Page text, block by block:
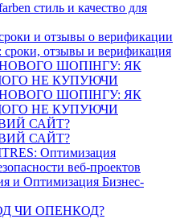
стиль и качество для
и отзывы о верификации
отзывы и верификация
ШОПІНГУ: ЯК
НЕ КУПУЮЧИ
ШОПІНГУ: ЯК
НЕ КУПУЮЧИ
САЙТ?
САЙТ?
Оптимизация
веб-проектов
и Оптимизация Бизнес-
ЧИ ОПЕНКОД?